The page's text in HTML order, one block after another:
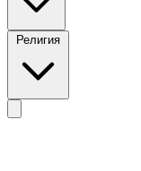
Религия